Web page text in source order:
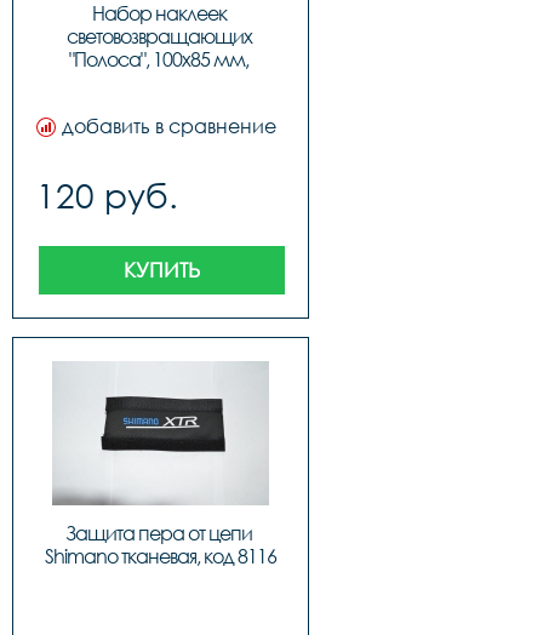
Набор наклеек
световозвращающих
"Полоса", 100х85 мм,
добавить в сравнение
120 руб.
КУПИТЬ
Защита пера от цепи
Shimano тканевая, код 8116